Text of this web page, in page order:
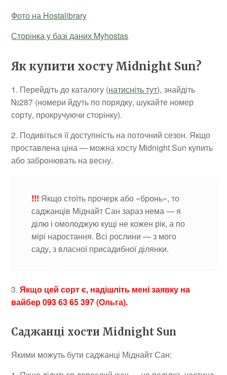
Фото на Hostalibrary
Сторінка у базі даних Myhostas
Як купити хосту Midnight Sun?
1. Перейдіть до каталогу (натисніть тут), знайдіть
№287 (номери йдуть по порядку, шукайте номер
сорту, прокручуючи сторінку).
2. Подивіться її доступність на поточний сезон. Якщо
проставлена ціна — можна хосту Midnight Sun купить
або забронювать на весну.
!!! Якщо стоїть прочерк або «бронь», то
саджанців Міднайт Сан зараз нема — я
ділю і омолоджую кущі не кожен рік, а по
мірі наростання. Всі рослини — з мого
саду, з власної присадибної ділянки.
3.Якщо цей сорт є, надішліть мені заявку на
вайбер 093 63 65 397 (Ольга).
Саджанці хости Midnight Sun
Якими можуть бути саджанці Міднайт Сан: